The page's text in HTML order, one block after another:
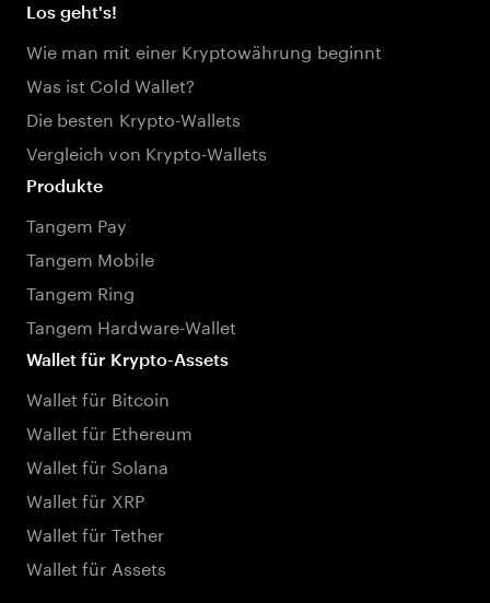
Los geht's!
Wie man mit einer Kryptowährung beginnt
Was ist Cold Wallet?
Die besten Krypto-Wallets
Vergleich von Krypto-Wallets
Produkte
Tangem Pay
Tangem Mobile
Tangem Ring
Tangem Hardware-Wallet
Wallet für Krypto-Assets
Wallet für Bitcoin
Wallet für Ethereum
Wallet für Solana
Wallet für XRP
Wallet für Tether
Wallet für Assets